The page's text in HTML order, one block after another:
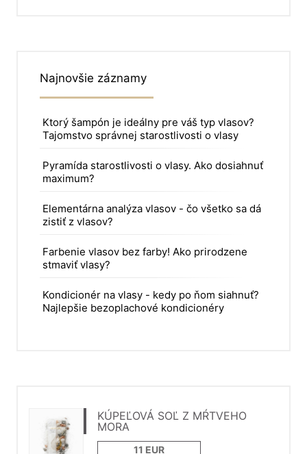
Najnovšie záznamy
Ktorý šampón je ideálny pre váš typ vlasov?
Tajomstvo správnej starostlivosti o vlasy
Pyramída starostlivosti o vlasy. Ako dosiahnuť
maximum?
Elementárna analýza vlasov - čo všetko sa dá
zistiť z vlasov?
Farbenie vlasov bez farby! Ako prirodzene
stmaviť vlasy?
Kondicionér na vlasy - kedy po ňom siahnuť?
Najlepšie bezoplachové kondicionéry
KÚPEĽOVÁ SOĽ Z MŔTVEHO
MORA